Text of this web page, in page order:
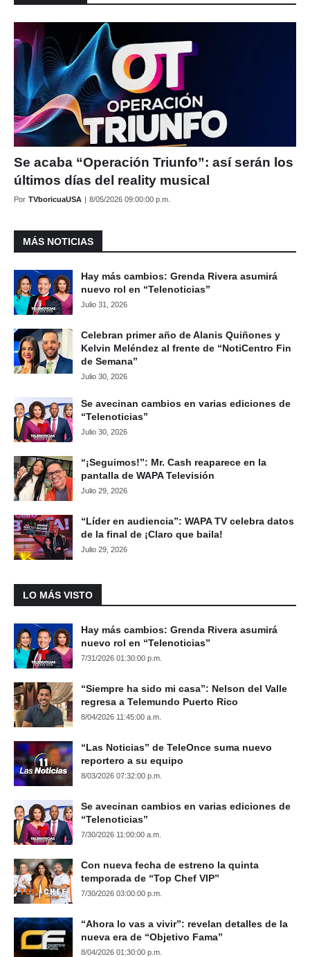
Se acaba “Operación Triunfo”: así serán los
últimos días del reality musical
Por TVboricuaUSA | 8/05/2026 09:00:00 p.m.
MÁS NOTICIAS
Hay más cambios: Grenda Rivera asumirá
nuevo rol en “Telenoticias”
Julio 31, 2026
Celebran primer año de Alanis Quiñones y
Kelvin Meléndez al frente de “NotiCentro Fin
de Semana”
Julio 30, 2026
Se avecinan cambios en varias ediciones de
“Telenoticias”
Julio 30, 2026
“¡Seguimos!”: Mr. Cash reaparece en la
pantalla de WAPA Televisión
Julio 29, 2026
“Líder en audiencia”: WAPA TV celebra datos
de la final de ¡Claro que baila!
Julio 29, 2026
LO MÁS VISTO
Hay más cambios: Grenda Rivera asumirá
nuevo rol en “Telenoticias”
7/31/2026 01:30:00 p.m.
“Siempre ha sido mi casa”: Nelson del Valle
regresa a Telemundo Puerto Rico
8/04/2026 11:45:00 a.m.
“Las Noticias” de TeleOnce suma nuevo
reportero a su equipo
8/03/2026 07:32:00 p.m.
Se avecinan cambios en varias ediciones de
“Telenoticias”
7/30/2026 11:00:00 a.m.
Con nueva fecha de estreno la quinta
temporada de “Top Chef VIP”
7/30/2026 03:00:00 p.m.
“Ahora lo vas a vivir”: revelan detalles de la
nueva era de “Objetivo Fama”
8/04/2026 01:30:00 p.m.